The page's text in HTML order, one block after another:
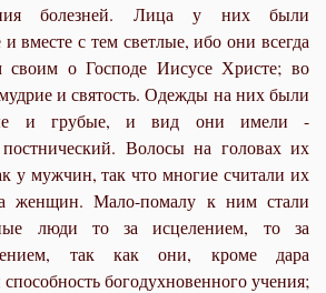
болезней. Лица у них были
вместе с тем светлые, ибо они всегда
своим о Господе Иисусе Христе; во
и святость. Одежды на них были
и грубые, и вид они имели -
Волосы на головах их
у мужчин, так что многие считали их
женщин. Мало-помалу к ним стали
люди то за исцелением, то за
так как они, кроме дара
богодухновенного учения;